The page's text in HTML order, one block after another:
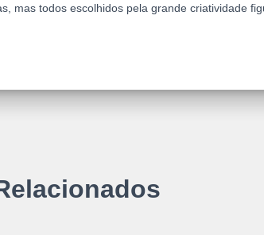
mas todos escolhidos pela grande criatividade